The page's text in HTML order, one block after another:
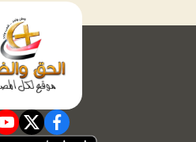
facebook